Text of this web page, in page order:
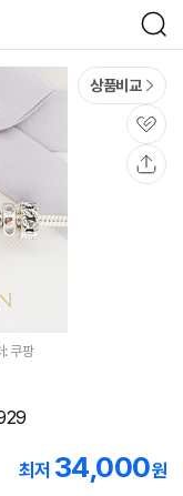
검
색
상품비교
관
심
: 쿠팡
최저 34,000원